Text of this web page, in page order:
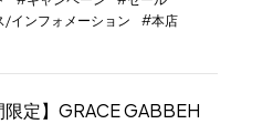
/インフォメーション
本店
限定】GRACE GABBEH